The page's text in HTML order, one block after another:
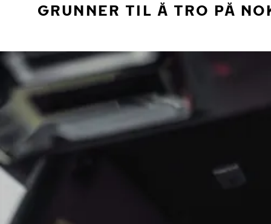
GRUNNER TIL Å TRO PÅ